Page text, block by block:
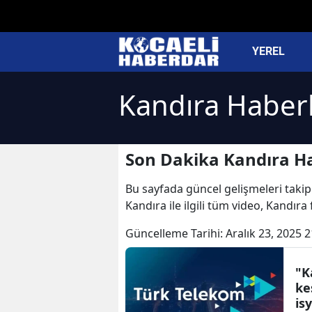
YEREL
Kandıra
Son Dakika Kandıra
Bu sayfada güncel gelişmeleri
Kandıra ile ilgili tüm video,
Güncelleme Tarihi: Aralık 23, 2025